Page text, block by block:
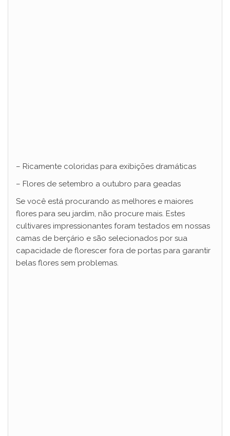
– Ricamente coloridas para exibições dramáticas
– Flores de setembro a outubro para geadas
Se você está procurando as melhores e maiores
flores para seu jardim, não procure mais. Estes
cultivares impressionantes foram testados em nossas
camas de berçário e são selecionados por sua
capacidade de florescer fora de portas para garantir
belas flores sem problemas.